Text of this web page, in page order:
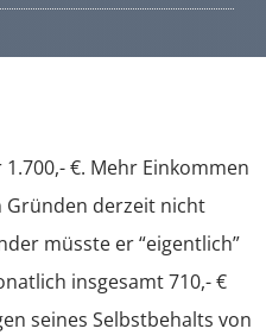
€. Mehr Einkommen
Gründen derzeit nicht
müsste er “eigentlich”
insgesamt 710,- €
seines Selbstbehalts von